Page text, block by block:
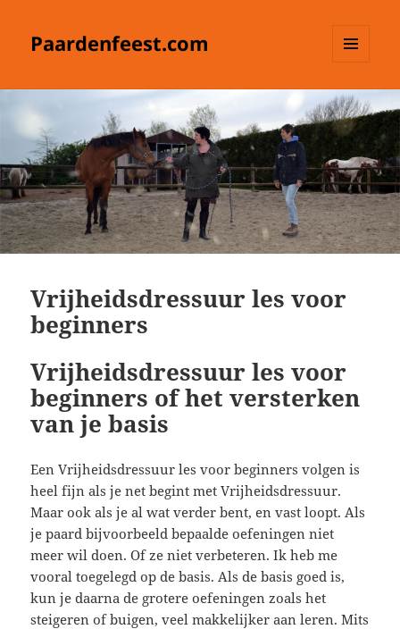
Paardenfeest.com
WIDGETS
Vrijheidsdressuur les voor
beginners
Vrijheidsdressuur les voor
beginners of het versterken
van je basis
Een Vrijheidsdressuur les voor beginners volgen is
heel fijn als je net begint met Vrijheidsdressuur.
Maar ook als je al wat verder bent, en vast loopt. Als
je paard bijvoorbeeld bepaalde oefeningen niet
meer wil doen. Of ze niet verbeteren. Ik heb me
vooral toegelegd op de basis. Als de basis goed is,
kun je daarna de grotere oefeningen zoals het
steigeren of buigen, veel makkelijker aan leren. Mits